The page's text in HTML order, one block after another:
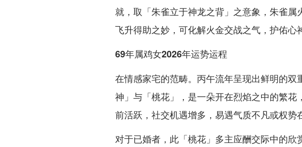
就，取「朱雀立于神龙之背」之意象，朱雀属
飞升得助之妙，可化解火金交战之气，护佑心
69年属鸡女2026年运势运程
在情感家宅的范畴。丙午流年呈现出鲜明的
神」与「桃花」，是一朵开在烈焰之中的繁
前活跃，社交机遇增多，易遇气质不凡或权势
对于已婚者，此「桃花」多主应酬交际中的